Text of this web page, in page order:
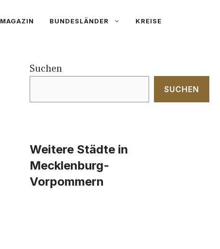
MAGAZIN BUNDESLÄNDER KREISE
Suchen
SUCHEN
Weitere Städte in
Mecklenburg-
Vorpommern